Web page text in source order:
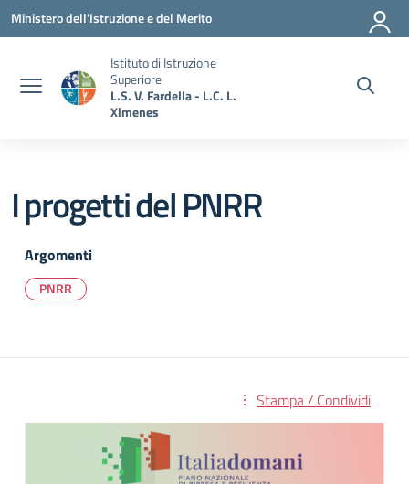
Vai ai contenuti
Vai al menu di navigazione
Vai al footer
Ministero dell'Istruzione e del Merito
Istituto di Istruzione
Superiore
L.S. V. Fardella - L.C. L.
Ximenes
I progetti del PNRR
Argomenti
PNRR
Stampa / Condividi